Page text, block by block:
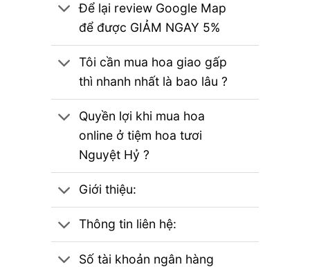
Để lại review Google Map
để được GIẢM NGAY 5%
Tôi cần mua hoa giao gấp
thì nhanh nhất là bao lâu ?
Quyền lợi khi mua hoa
online ở tiệm hoa tươi
Nguyệt Hỷ ?
Giới thiệu:
Thông tin liên hệ:
Số tài khoản ngân hàng